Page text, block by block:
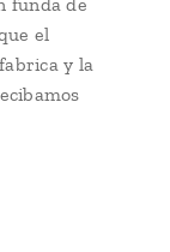
el
y la